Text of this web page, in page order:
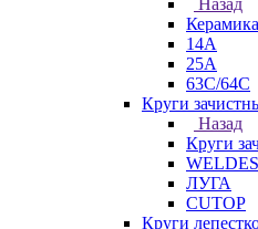
Назад
14А
25А
63С/64С
Круги
Назад
Круги
ЛУГА
CUTOP
Круги